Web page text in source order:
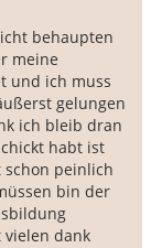
behaupten
meine
und ich muss
gelungen
ich bleib dran
habt ist
schon peinlich
bin der
dank